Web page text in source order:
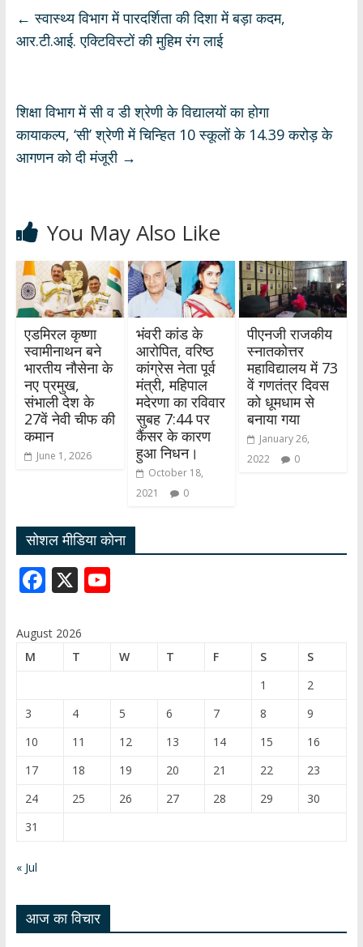
s
A
b
o
k
gr
a
e
dI
e
← स्वास्थ्य विभाग में पारदर्शिता की दिशा में बड़ा कदम,
आर.टी.आई. एक्टिविस्टों की मुहिम रंग लाई
शिक्षा विभाग में सी व डी श्रेणी के विद्यालयों का होगा
कायाकल्प, ‘सी’ श्रेणी में चिन्हित 10 स्कूलों के 14.39 करोड़ के
आगणन को दी मंजूरी →
You May Also Like
एडमिरल कृष्णा
स्वामीनाथन बने
भारतीय नौसेना के
नए प्रमुख,
संभाली देश के
27वें नेवी चीफ की
कमान
June 1, 2026
भंवरी कांड के
आरोपित, वरिष्ठ
कांग्रेस नेता पूर्व
मंत्री, महिपाल
मदेरणा का रविवार
सुबह 7:44 पर
कैंसर के कारण
हुआ निधन।
October 18,
2021
0
पीएनजी राजकीय
स्नातकोत्तर
महाविद्यालय में 73
वें गणतंत्र दिवस
को धूमधाम से
बनाया गया
January 26,
2022
0
सोशल मीडिया कोना
F
e
X Y
T
b
e
C
h
a
August 2026
M
T W T F S
S
1
2
3
4 5 6 7 8
9
10
11 12 13 14 15
16
17
18 19 20 21 22
23
24
25 26 27 28 29
30
31
« Jul
आज का विचार